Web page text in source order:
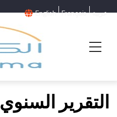
English Français عربية
التقرير السنوي 2022